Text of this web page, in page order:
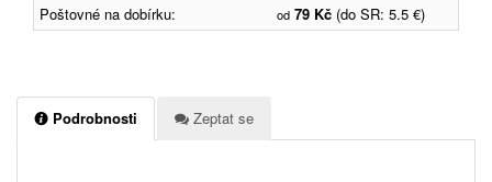
Poštovné na dobírku:
od 79 Kč (do SR: 5.5 €)
Podrobnosti Zeptat se